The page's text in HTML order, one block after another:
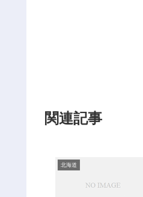
関連記事
北海道